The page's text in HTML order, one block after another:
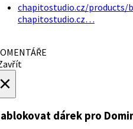
chapitostudio.cz/
chapitostudio.cz…
dárek pro